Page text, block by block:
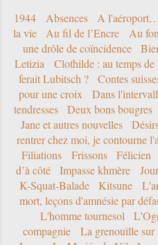
1944 Absences A l'aéroport…
la vie
Au fil de l’Encre Au
une drôle de coïncidence
Letizia
Clothilde : au temps
ferait Lubitsch ?
Contes
pour une croix
Dans
tendresses
Deux bons bougres
Jane et autres nouvelles
rentrer chez moi, je contourne
Filiations
Frissons Félicien
d’à côté
Impasse khmère
K-Squat-Balade
Kitsune
mort, leçons d'amnésie par
L'homme tournesol
compagnie
La grenouille sur